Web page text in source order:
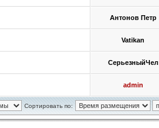
Антонов Петр
Vatikan
СерьезныйЧел
admin
Сортировать по: